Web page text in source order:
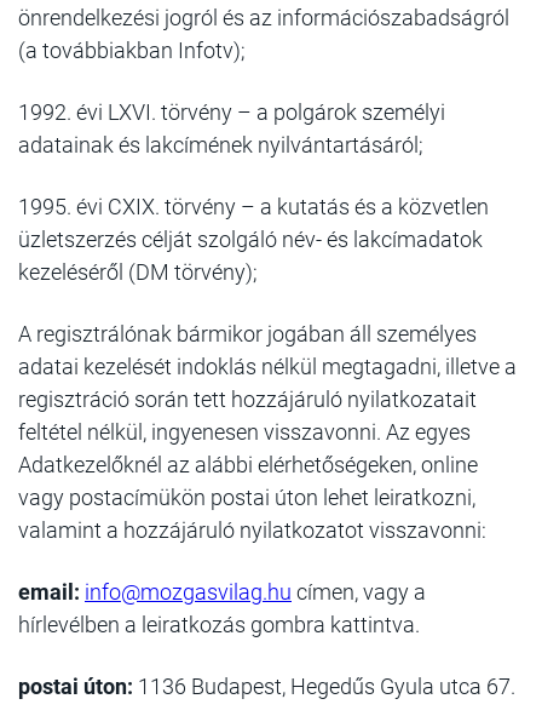
önrendelkezési jogról és az információszabadságról
(a továbbiakban Infotv);
1992. évi LXVI. törvény – a polgárok személyi
adatainak és lakcímének nyilvántartásáról;
1995. évi CXIX. törvény – a kutatás és a közvetlen
üzletszerzés célját szolgáló név- és lakcímadatok
kezeléséről (DM törvény);
A regisztrálónak bármikor jogában áll személyes
adatai kezelését indoklás nélkül megtagadni, illetve a
regisztráció során tett hozzájáruló nyilatkozatait
feltétel nélkül, ingyenesen visszavonni. Az egyes
Adatkezelőknél az alábbi elérhetőségeken, online
vagy postacímükön postai úton lehet leiratkozni,
valamint a hozzájáruló nyilatkozatot visszavonni:
email: info@mozgasvilag.hu címen, vagy a
hírlevélben a leiratkozás gombra kattintva.
postai úton: 1136 Budapest, Hegedűs Gyula utca 67.